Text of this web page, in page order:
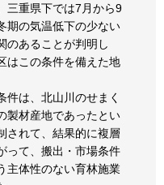
三重県下では7月から9
期の気温低下の少ない
のあることが判明し
はこの条件を備えた地
件は、北山川のせまく
製材産地であったとい
されて、結果的に複層
って、搬出・市場条件
主体性のない育林施業